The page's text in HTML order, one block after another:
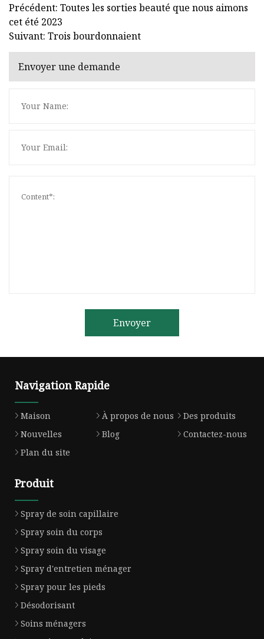
Précédent: Toutes les sorties beauté que nous aimons
cet été 2023
Suivant: Trois bourdonnaient
Envoyer une demande
Envoyer
Navigation Rapide
Maison À propos de nous
Des produits
Nouvelles
Blog
Contactez-nous
Plan du site
Produit
Spray de soin capillaire
Spray soin du corps
Spray soin du visage
Spray d'entretien ménager
Spray pour les pieds
Désodorisant
Soins ménagers